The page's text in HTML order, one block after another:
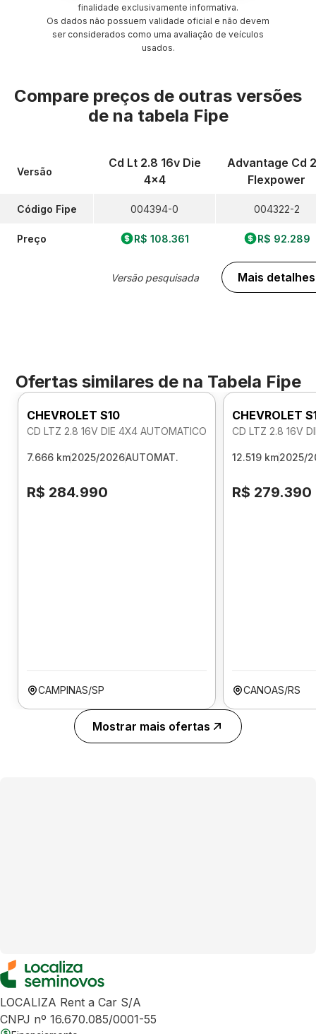
finalidade exclusivamente informativa.
Os dados não possuem validade oficial e não devem
ser considerados como uma avaliação de veículos
usados.
Compare preços de outras versões
de na tabela Fipe
Versão
Código Fipe
Preço
Cd Lt 2.8 16v Die
4x4
004394-0
R$ 108.361
Versão pesquisada
Advantage Cd
Flexpower
004322-2
R$ 92.289
Mais detalhes
Ofertas similares de na Tabela Fipe
CHEVROLET S10
CD LTZ 2.8 16V DIE 4X4 AUTOMATICO
7.666 km2025/2026AUTOMAT.
R$ 284.990
CAMPINAS/SP
CHEVROLET
CD LTZ 2.8 16V
12.519 km2025/
R$ 279.390
CANOAS/RS
Mostrar mais ofertas
LOCALIZA Rent a Car S/A
CNPJ nº 16.670.085/0001-55